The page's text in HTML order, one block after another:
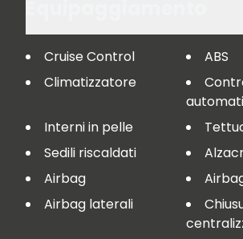
Cruise Control
ABS
Climatizzatore
Controllo
Interni in pelle
Sedili riscaldati
Airbag
Airbag laterali
Chiusura